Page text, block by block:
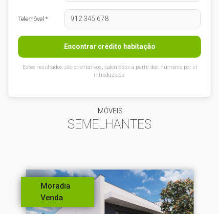
Telemóvel *
Encontrar crédito habitação
Estes resultados são orientativos, calculados a partir dos números por si
introduzidos.
IMÓVEIS
SEMELHANTES
Moradia
Venda